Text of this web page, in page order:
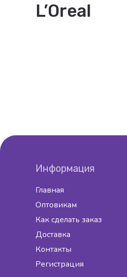
L’Oreal
Информация
Главная
Оптовикам
Как сделать заказ
Доставка
Контакты
Регистрация